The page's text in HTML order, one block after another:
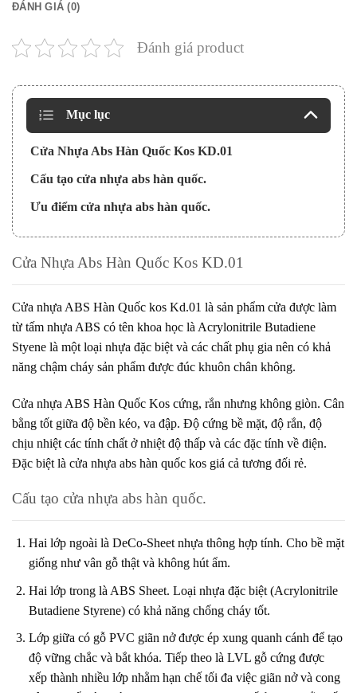
ĐÁNH GIÁ (0)
Đánh giá product
Mục lục
Cửa Nhựa Abs Hàn Quốc Kos KD.01
Cấu tạo cửa nhựa abs hàn quốc.
Ưu điểm cửa nhựa abs hàn quốc.
Cửa Nhựa Abs Hàn Quốc Kos KD.01
Cửa nhựa ABS Hàn Quốc kos Kd.01 là sản phẩm cửa được làm
từ tấm nhựa ABS có tên khoa học là Acrylonitrile Butadiene
Styene là một loại nhựa đặc biệt và các chất phụ gia nên có khả
năng chậm cháy sản phẩm được đúc khuôn chân không.
Cửa nhựa ABS Hàn Quốc Kos cứng, rắn nhưng không giòn. Cân
bằng tốt giữa độ bền kéo, va đập. Độ cứng bề mặt, độ rắn, độ
chịu nhiệt các tính chất ở nhiệt độ thấp và các đặc tính về điện.
Đặc biệt là cửa nhựa abs hàn quốc kos giá cả tương đối rẻ.
Cấu tạo cửa nhựa abs hàn quốc.
Hai lớp ngoài là DeCo-Sheet nhựa thông hợp tính. Cho bề mặt
giống như vân gỗ thật và không hút ẩm.
Hai lớp trong là ABS Sheet. Loại nhựa đặc biệt (Acrylonitrile
Butadiene Styrene) có khả năng chống cháy tốt.
Lớp giữa có gỗ PVC giãn nở được ép xung quanh cánh để tạo
độ vững chắc và bắt khóa. Tiếp theo là LVL gỗ cứng được
xếp thành nhiều lớp nhằm hạn chế tối đa việc giãn nở và cong